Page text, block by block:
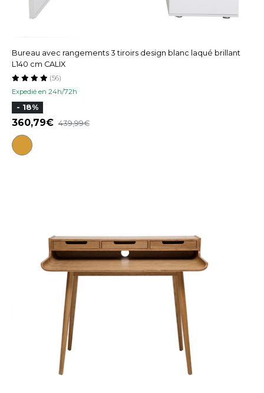
Bureau avec rangements 3 tiroirs design blanc laqué brillant
L140 cm CALIX
Expedié en 24h/72h
(56)
- 18%
360,79 439,99